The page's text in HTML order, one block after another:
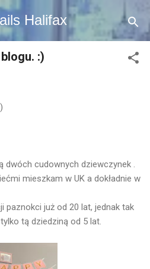
zawartości
Halifax
:)
cudownych dziewczynek .
mieszkam w UK a dokładnie w
paznokci już od 20 lat, jednak tak
tą dziedziną od 5 lat.